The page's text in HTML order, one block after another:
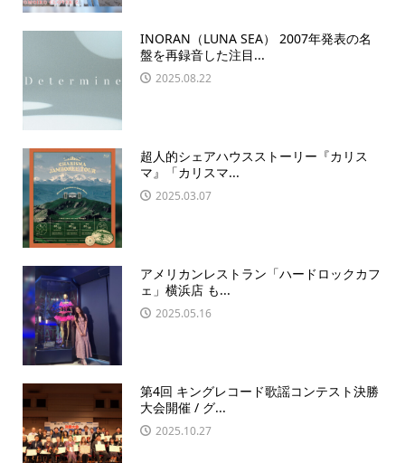
INORAN（LUNA SEA） 2007年発表の名
盤を再録音した注目...
2025.08.22
超人的シェアハウスストーリー『カリス
マ』「カリスマ...
2025.03.07
アメリカンレストラン「ハードロックカフ
ェ」横浜店 も...
2025.05.16
第4回 キングレコード歌謡コンテスト決勝
大会開催 / グ...
2025.10.27